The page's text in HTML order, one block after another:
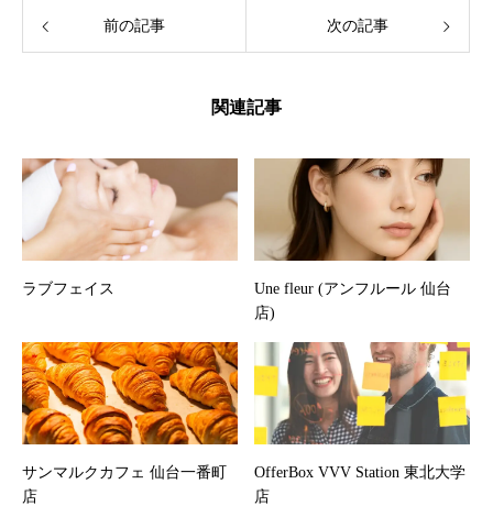
前の記事 次の記事
関連記事
ラブフェイス
Une fleur (アンフルール 仙台
店)
サンマルクカフェ 仙台一番町
店
OfferBox VVV Station 東北大学
店